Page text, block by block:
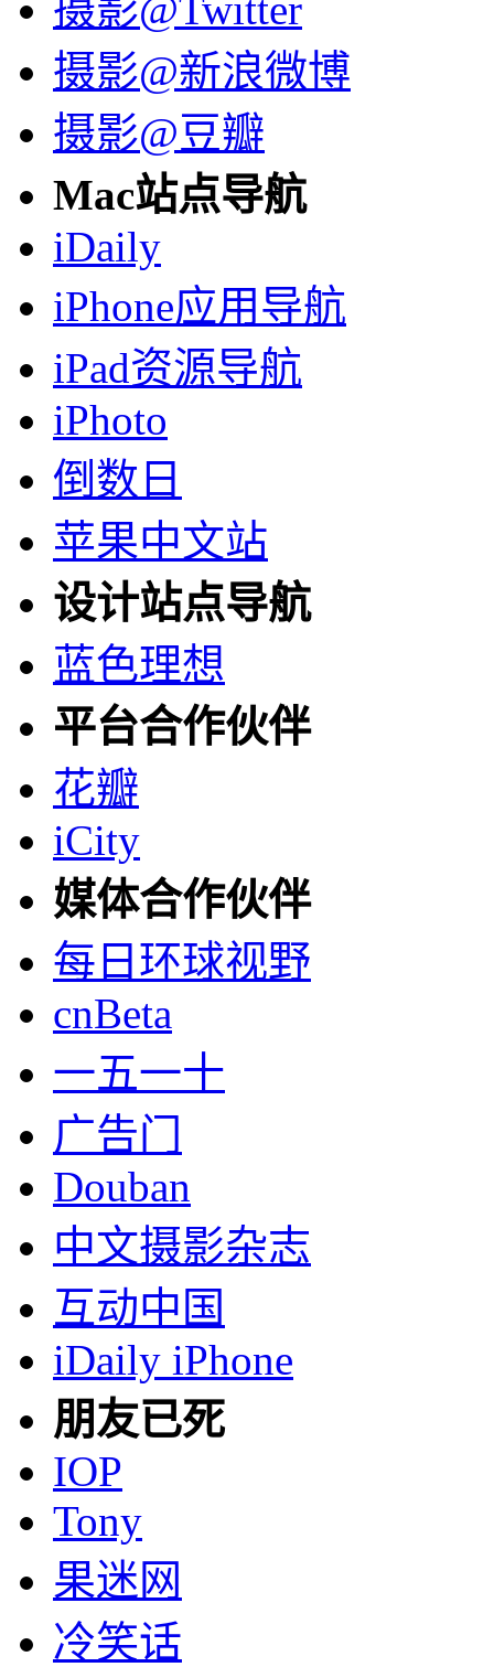
摄影@新浪微博
摄影@豆瓣
Mac站点导航
iDaily
iPhone应用导航
iPad资源导航
iPhoto
倒数日
苹果中文站
设计站点导航
蓝色理想
平台合作伙伴
花瓣
iCity
媒体合作伙伴
每日环球视野
cnBeta
一五一十
广告门
Douban
中文摄影杂志
互动中国
iDaily iPhone
朋友已死
IOP
Tony
果迷网
冷笑话